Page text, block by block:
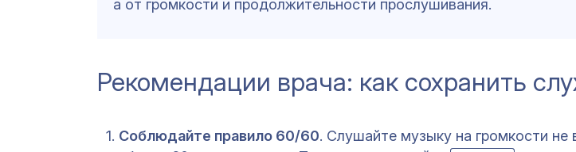
а от громкости и продолжительности прослушивания.
Рекомендации врача: как сохранить
Соблюдайте правило 60/60. Слушайте музыку на громкости